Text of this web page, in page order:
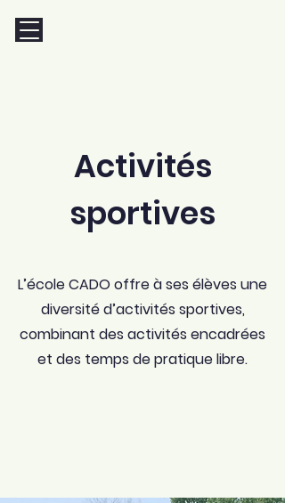
Activités
sportives
L’école CADO offre à ses élèves une
diversité d’activités sportives,
combinant des activités encadrées
et des temps de pratique libre.